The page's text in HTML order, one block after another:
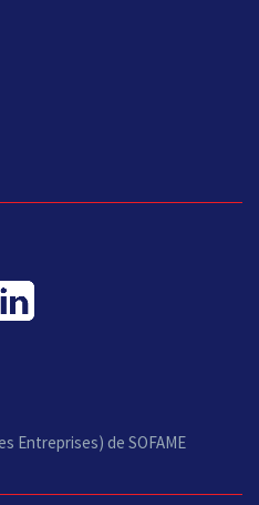
Entreprises) de SOFAME